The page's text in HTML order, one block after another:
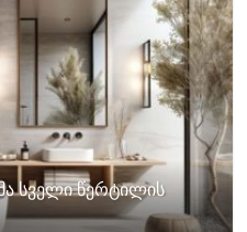
სველი წერტილის